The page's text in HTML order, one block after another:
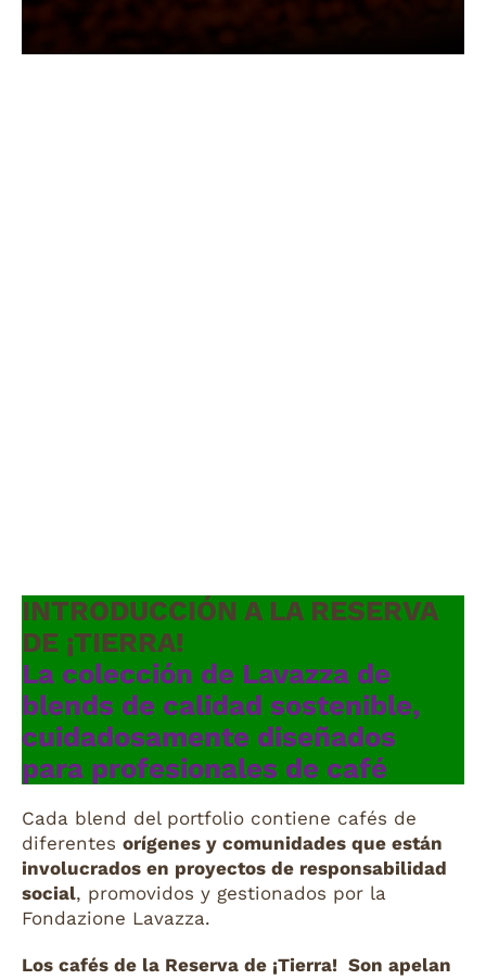
INTRODUCCIÓN A LA RESERVA
DE ¡TIERRA!
La colección de Lavazza de
blends de calidad sostenible,
cuidadosamente diseñados
para profesionales de café
Cada blend del portfolio contiene cafés de
diferentes orígenes y comunidades que están
involucrados en proyectos de responsabilidad
social, promovidos y gestionados por la
Fondazione Lavazza.
Los cafés de la Reserva de ¡Tierra! Son apelan